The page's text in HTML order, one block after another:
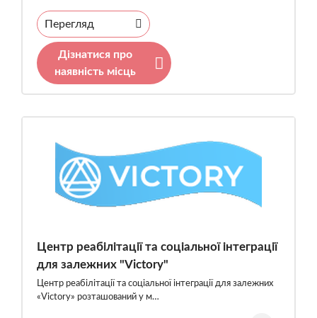
Перегляд
Дізнатися про
наявність місць
Центр реабілітації та соціальної інтеграції
для залежних "Victory"
Центр реабілітації та соціальної інтеграції для залежних
«Victory» розташований у м…